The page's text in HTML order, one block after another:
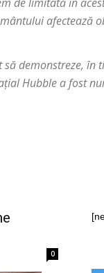
afectează
demonstreze, în
Hubble a fost
0